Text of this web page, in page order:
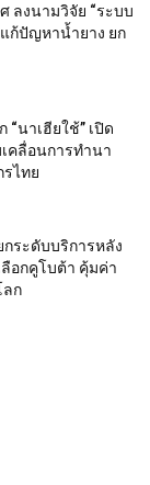
ลงนามวิจัย “ระบบ
ก้ปัญหาน้ำยาง ยก
“นาเฮียใช้” เปิด
คลื่อนการทำนา
รไทย
กระดับบริการหลัง
ลือกคูโบต้า คุ้มค่า
ลก